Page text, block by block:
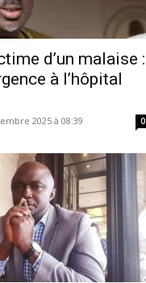
d’un malaise :
à l’hôpital
2025 à 08:39 0